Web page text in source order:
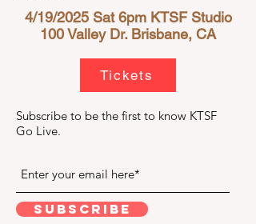
4/19/2025 Sat 6pm KTSF Studio
100 Valley Dr. Brisbane, CA
Tickets
Subscribe to be the first to know KTSF
Go Live.
Subscribe